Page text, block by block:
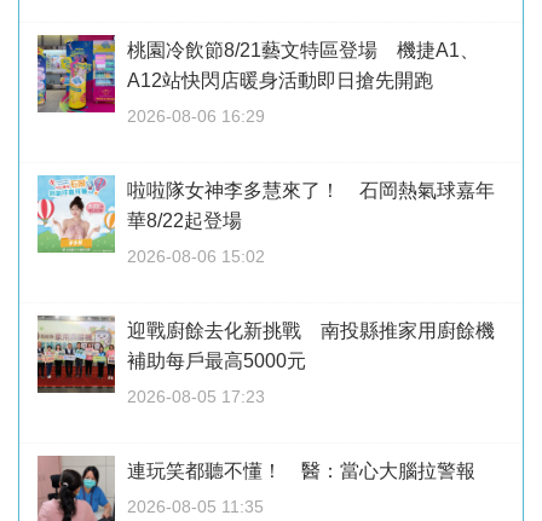
桃園冷飲節8/21藝文特區登場 機捷A1、
A12站快閃店暖身活動即日搶先開跑
2026-08-06 16:29
啦啦隊女神李多慧來了！ 石岡熱氣球嘉年
華8/22起登場
2026-08-06 15:02
迎戰廚餘去化新挑戰 南投縣推家用廚餘機
補助每戶最高5000元
2026-08-05 17:23
連玩笑都聽不懂！ 醫：當心大腦拉警報
2026-08-05 11:35